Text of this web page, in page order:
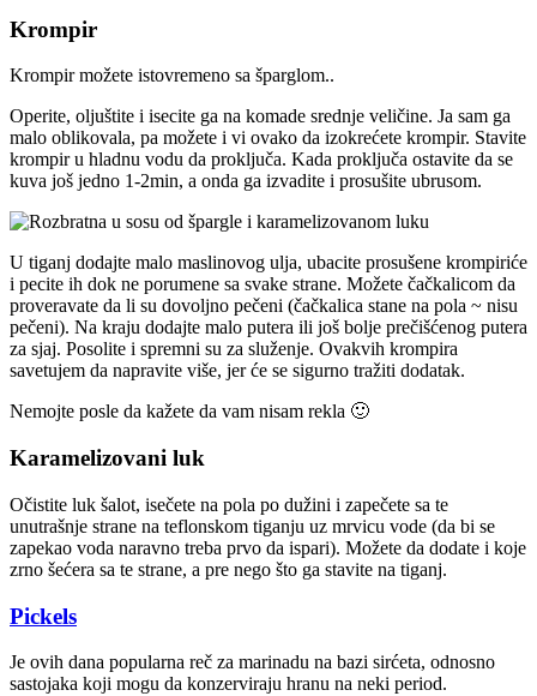
Krompir
Krompir možete istovremeno sa šparglom..
Operite, oljuštite i isecite ga na komade srednje veličine. Ja sam ga
malo oblikovala, pa možete i vi ovako da izokrećete krompir. Stavite
krompir u hladnu vodu da proključa. Kada proključa ostavite da se
kuva još jedno 1-2min, a onda ga izvadite i prosušite ubrusom.
U tiganj dodajte malo maslinovog ulja, ubacite prosušene krompiriće
i pecite ih dok ne porumene sa svake strane. Možete čačkalicom da
proveravate da li su dovoljno pečeni (čačkalica stane na pola ~ nisu
pečeni). Na kraju dodajte malo putera ili još bolje prečišćenog putera
za sjaj. Posolite i spremni su za služenje. Ovakvih krompira
savetujem da napravite više, jer će se sigurno tražiti dodatak.
Nemojte posle da kažete da vam nisam rekla 🙂
Karamelizovani luk
Očistite luk šalot, isečete na pola po dužini i zapečete sa te
unutrašnje strane na teflonskom tiganju uz mrvicu vode (da bi se
zapekao voda naravno treba prvo da ispari). Možete da dodate i koje
zrno šećera sa te strane, a pre nego što ga stavite na tiganj.
Pickels
Je ovih dana popularna reč za marinadu na bazi sirćeta, odnosno
sastojaka koji mogu da konzerviraju hranu na neki period.